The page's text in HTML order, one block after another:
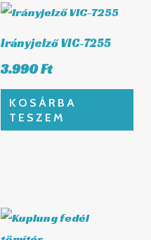
Irányjelző VIC-7255
3.990Ft
KOSÁRBA
TESZEM